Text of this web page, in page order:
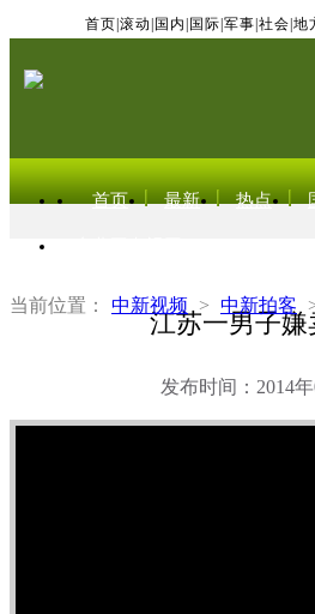
首页 滚动 国内 国际 军事 社会 地
首页 最新 热点
当前位置： 中新视频 > 中新拍客
江苏一男子
发布时间：2014